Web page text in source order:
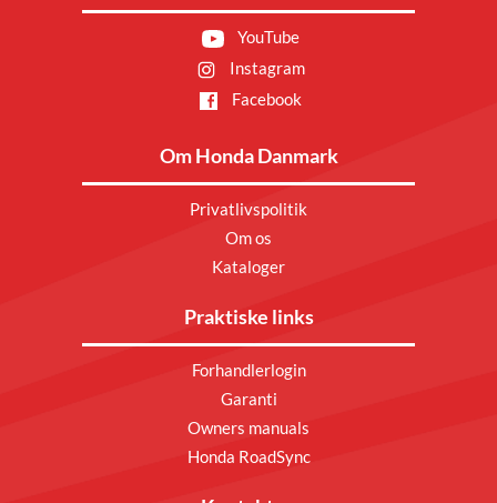
YouTube
Instagram
Facebook
Om Honda Danmark
Privatlivspolitik
Om os
Kataloger
Praktiske links
Forhandlerlogin
Garanti
Owners manuals
Honda RoadSync